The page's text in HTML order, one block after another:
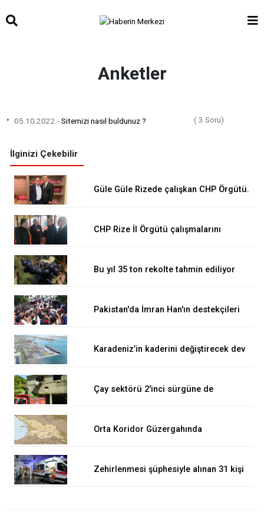
Anketler
05.10.2022 -Sitemizi nasıl buldunuz ? ( 3 Soru)
İlginizi Çekebilir
Güle Güle Rizede çalışkan CHP Örgütü.
CHP Rize İl Örgütü çalışmalarını
Bu yıl 35 ton rekolte tahmin ediliyor
Pakistan'da İmran Han'ın destekçileri
Karadeniz’in kaderini değiştirecek dev
Lojistik Limanı ne iş yapacak ?
Çay sektörü 2'inci sürgüne de
Orta Koridor Güzergahında
Zehirlenmesi şüphesiyle alınan 31 kişi